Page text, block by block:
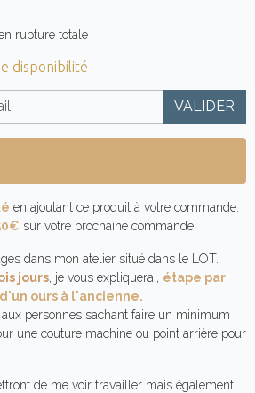
rupture totale
disponibilité
VALIDER
en ajoutant ce produit à votre commande.
sur votre prochaine commande.
dans mon atelier situé dans le LOT.
jours, je vous expliquerai, étape par
ours à l'ancienne.
personnes sachant faire un minimum
une couture machine ou point arrière pour
de me voir travailler mais également